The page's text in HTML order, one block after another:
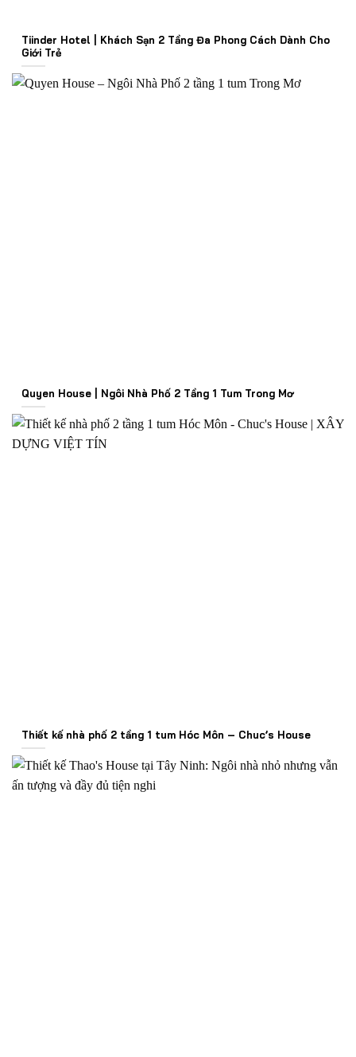
Tiinder Hotel | Khách Sạn 2 Tầng Đa Phong Cách Dành Cho
Giới Trẻ
Quyen House | Ngôi Nhà Phố 2 Tầng 1 Tum Trong Mơ
Thiết kế nhà phố 2 tầng 1 tum Hóc Môn – Chuc’s House